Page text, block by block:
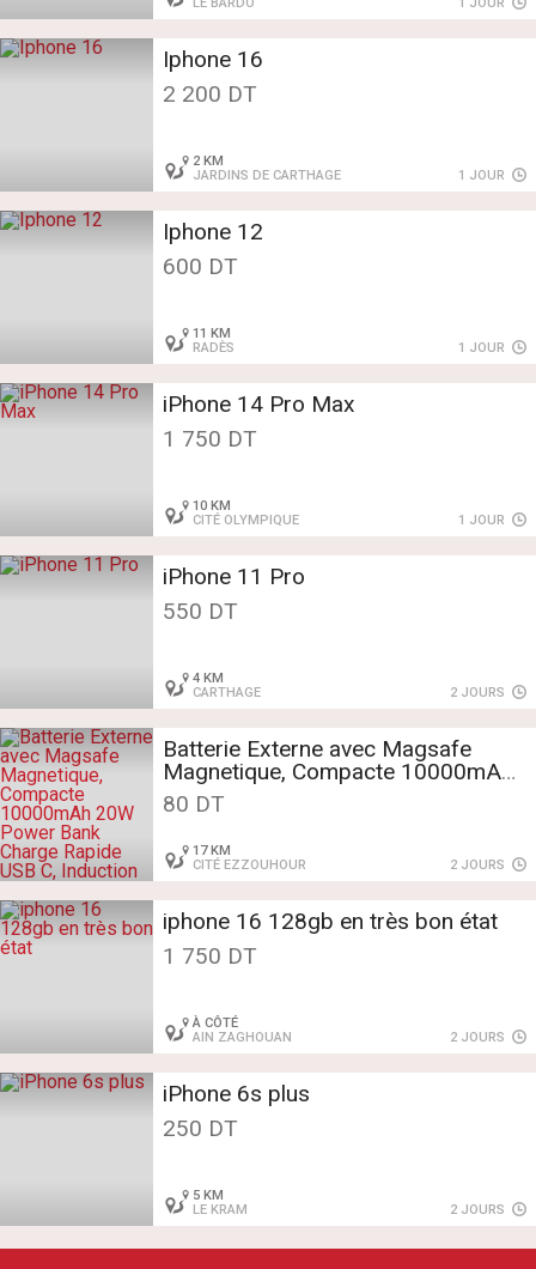
LE BARDO
1 JOUR
Iphone 16
2 200 DT
2 KM
JARDINS DE CARTHAGE
1 JOUR
Iphone 12
600 DT
11 KM
RADÈS
1 JOUR
iPhone 14 Pro Max
1 750 DT
10 KM
CITÉ OLYMPIQUE
1 JOUR
iPhone 11 Pro
550 DT
4 KM
CARTHAGE
2 JOURS
Batterie Externe avec Magsafe
Magnetique, Compacte 10000mAh
20W Power Bank Charge Rapide
USB C, Induction Portable sans Fil
80 DT
17 KM
CITÉ EZZOUHOUR
2 JOURS
iphone 16 128gb en très bon état
1 750 DT
À CÔTÉ
AIN ZAGHOUAN
2 JOURS
iPhone 6s plus
250 DT
5 KM
LE KRAM
2 JOURS